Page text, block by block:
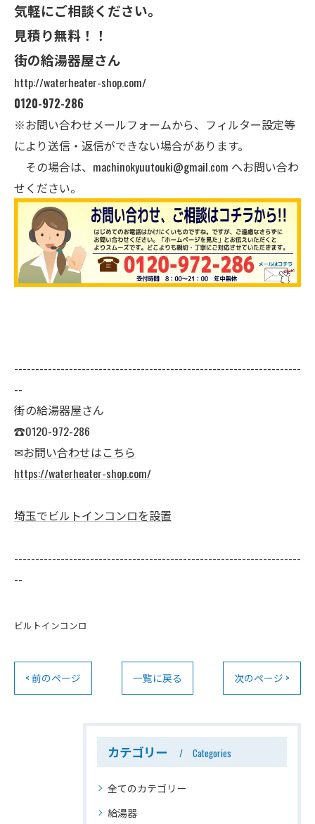
気軽にご相談ください。
見積り無料！！
街の給湯器屋さん
http://waterheater-shop.com/
0120-972-286
※お問い合わせメールフォームから、フィルター設定等
により送信・返信ができない場合があります。
その場合は、 machinokyuutouki@gmail.com へお問い合わ
せください。
--------------------------------------------------------------------
--
街の給湯器屋さん
☎0120-972-286
✉お問い合わせはこちら
https://waterheater-shop.com/
埼玉でビルトインコンロを設置
--------------------------------------------------------------------
--
ビルトインコンロ
< 前のページ 一覧に戻る 次のページ >
カテゴリー Categories
全てのカテゴリー
給湯器